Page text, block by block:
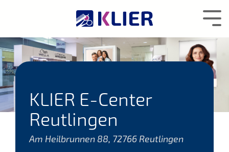
KLIER E-Center
Reutlingen
Am Heilbrunnen 88, 72766 Reutlingen